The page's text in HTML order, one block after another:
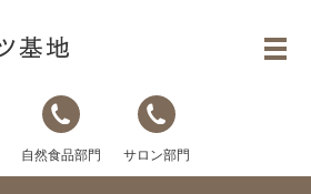
自然食品部門 サロン部門